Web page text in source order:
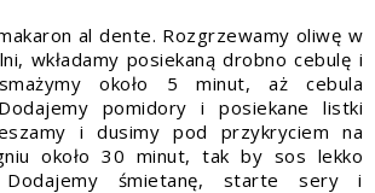
al dente. Rozgrzewamy oliwę w
wkładamy posiekaną drobno cebulę i
około 5 minut, aż cebula
pomidory i posiekane listki
i dusimy pod przykryciem na
około 30 minut, tak by sos lekko
Dodajemy śmietanę, starte sery i